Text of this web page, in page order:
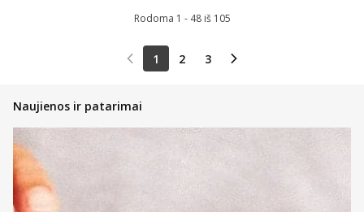
Rodoma 1 - 48 iš 105
1 2 3
Naujienos ir patarimai